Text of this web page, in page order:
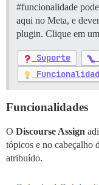
#funcionalidade
aqui no Meta, e
plugin. Clique em
Suporte
Funcionalidades
O Discourse Assign
tópicos e no cabeçalho
atribuído.